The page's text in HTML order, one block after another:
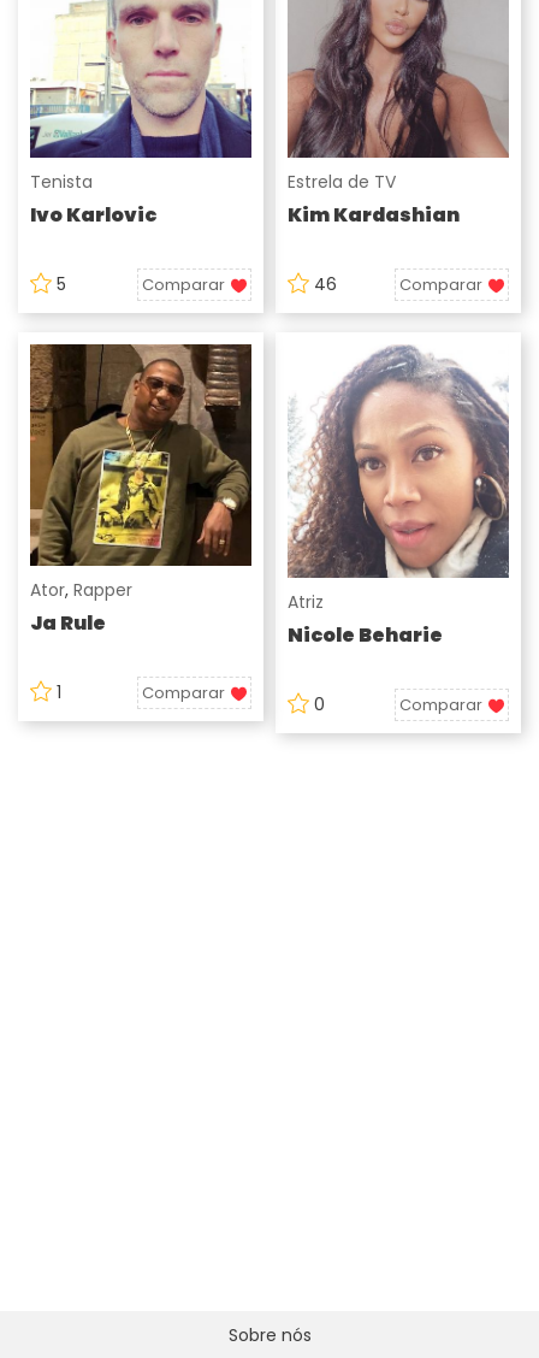
Tenista
Ivo Karlovic
5 Comparar
Estrela de TV
Kim Kardashian
46 Comparar
Ator, Rapper
Ja Rule
1 Comparar
Atriz
Nicole Beharie
0 Comparar
Sobre nós